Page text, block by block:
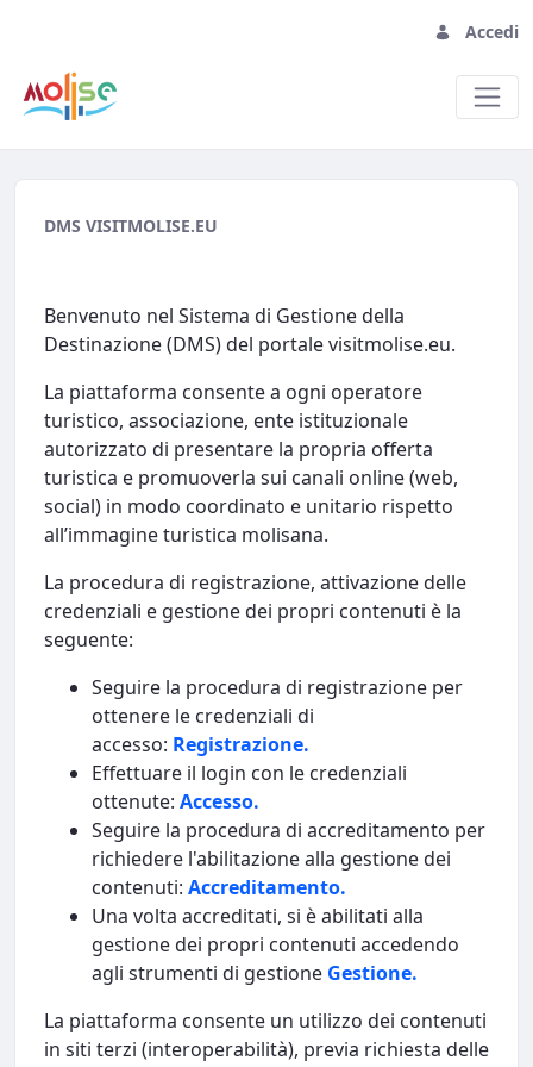
Accedi
Home
DMS VISITMOLISE.EU
Benvenuto nel Sistema di Gestione della
Destinazione (DMS) del portale visitmolise.eu.
La piattaforma consente a ogni operatore
turistico, associazione, ente istituzionale
autorizzato di presentare la propria offerta
turistica e promuoverla sui canali online (web,
social) in modo coordinato e unitario rispetto
all’immagine turistica molisana.
La procedura di registrazione, attivazione delle
credenziali e gestione dei propri contenuti è la
seguente:
Seguire la procedura di registrazione per
ottenere le credenziali di
accesso: Registrazione.
Effettuare il login con le credenziali
ottenute: Accesso.
Seguire la procedura di accreditamento per
richiedere l'abilitazione alla gestione dei
contenuti: Accreditamento.
Una volta accreditati, si è abilitati alla
gestione dei propri contenuti accedendo
agli strumenti di gestione Gestione.
La piattaforma consente un utilizzo dei contenuti
in siti terzi (interoperabilità), previa richiesta delle